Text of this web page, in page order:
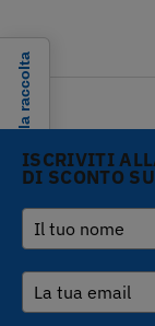
Copyright ©
srl - VAT no.
Via Croce Rossa
Informativa sulla raccoltaISCRIVITI
DI SCONTO